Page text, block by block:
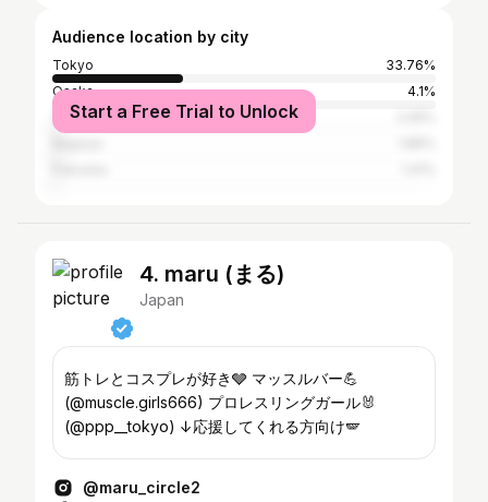
Audience location by city
Tokyo
33.76%
Osaka
4.1%
Yokohama
Start a Free Trial to Unlock
4. maru (まる)
Japan
筋トレとコスプレが好き🩶 マッスルバー💪
(@muscle.girls666) プロレスリングガール🐰
(@ppp__tokyo) ↓応援してくれる方向け🪽
@maru_circle2